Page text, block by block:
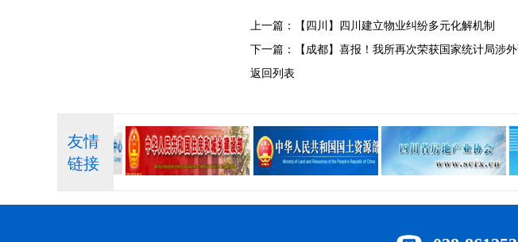
上一篇：
【四川】四川建立物业纠纷多元化解机制
下一篇：
【成都】喜报！我所再次荣获国家统计局涉
返回列表
友情
链接